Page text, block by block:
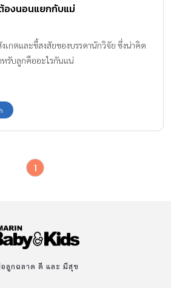
องนอนแยกกับแม่
งเกตและขี้สงสัยของบรรดานักวิจัย ซึ่งน่าคิด
รับลูกคืออะไรกันแน่
1
อลูกฉลาด ดี และ มีสุข